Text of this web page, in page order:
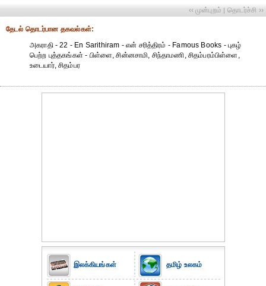
‹‹ முன்புறம் | தொடர்ச்சி ››
தேட‌ல் தொட‌ர்பான தகவ‌ல்க‌ள்:
அகராதி - 22 - En Sarithiram - என் சரித்திரம் - Famous Books - புகழ்
பெற்ற புத்தகங்கள் - பிள்ளை, சின்னசாமி, சிந்தாமணி, சிதம்பரம்பிள்ளை,
உடையார், சிதம்பர
இலக்கியங்கள் தமிழ் உலகம்